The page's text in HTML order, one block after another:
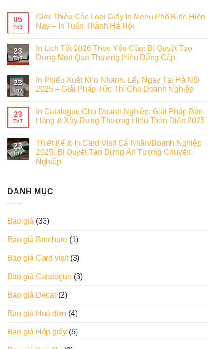
05
Th3
Giới Thiệu Các Loại Giấy In Menu Phổ Biến Hiện
Nay – In Tuấn Thành Hà Nội
23
Th7
In Lịch Tết 2026 Theo Yêu Cầu: Bí Quyết Tạo
Dựng Món Quà Thương Hiệu Đẳng Cấp
23
Th7
In Phiếu Xuất Kho Nhanh, Lấy Ngay Tại Hà Nội
2025 – Giải Pháp Tức Thì Cho Doanh Nghiệp
23
Th7
In Catalogue Cho Doanh Nghiệp: Giải Pháp Bán
Hàng & Xây Dựng Thương Hiệu Toàn Diện 2025
23
Th7
Thiết Kế & In Card Visit Cá Nhân/Doanh Nghiệp
2025: Bí Quyết Tạo Dựng Ấn Tượng Chuyên
Nghiệp
DANH MỤC
Báo giá (33)
Báo giá Brochure (1)
Báo giá Card visit(3)
Báo giá Catalogue (3)
Báo giá Decal (2)
Báo giá Hoá đơn (4)
Báo giá Hộp giấy (5)